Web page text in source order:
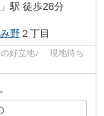
」駅 徒歩28分
野２丁目
の好立地♪ 現地待ち